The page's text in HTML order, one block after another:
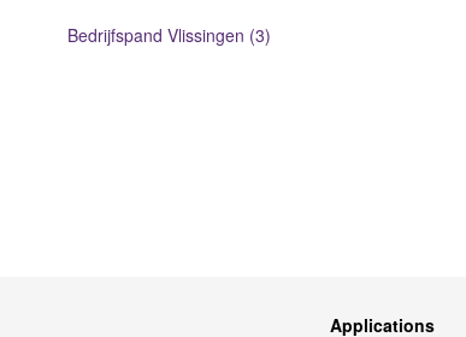
Bedrijfspand Vlissingen (3)
Applications